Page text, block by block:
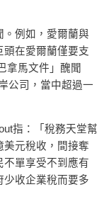
。例如，愛爾蘭與
頭在愛爾蘭僅要支
拿馬文件」醜聞
公司，當中超過一
指：「稅務天堂幫
美元稅收，間接奪
不單享受不到應有
少收企業稅而要多